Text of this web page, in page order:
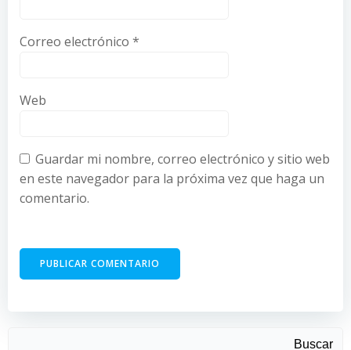
Correo electrónico *
Web
Guardar mi nombre, correo electrónico y sitio web
en este navegador para la próxima vez que haga un
comentario.
Buscar